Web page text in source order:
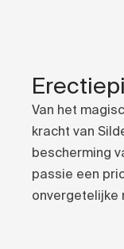
Van het
kracht van
bescherming
passie een
onvergetelijke